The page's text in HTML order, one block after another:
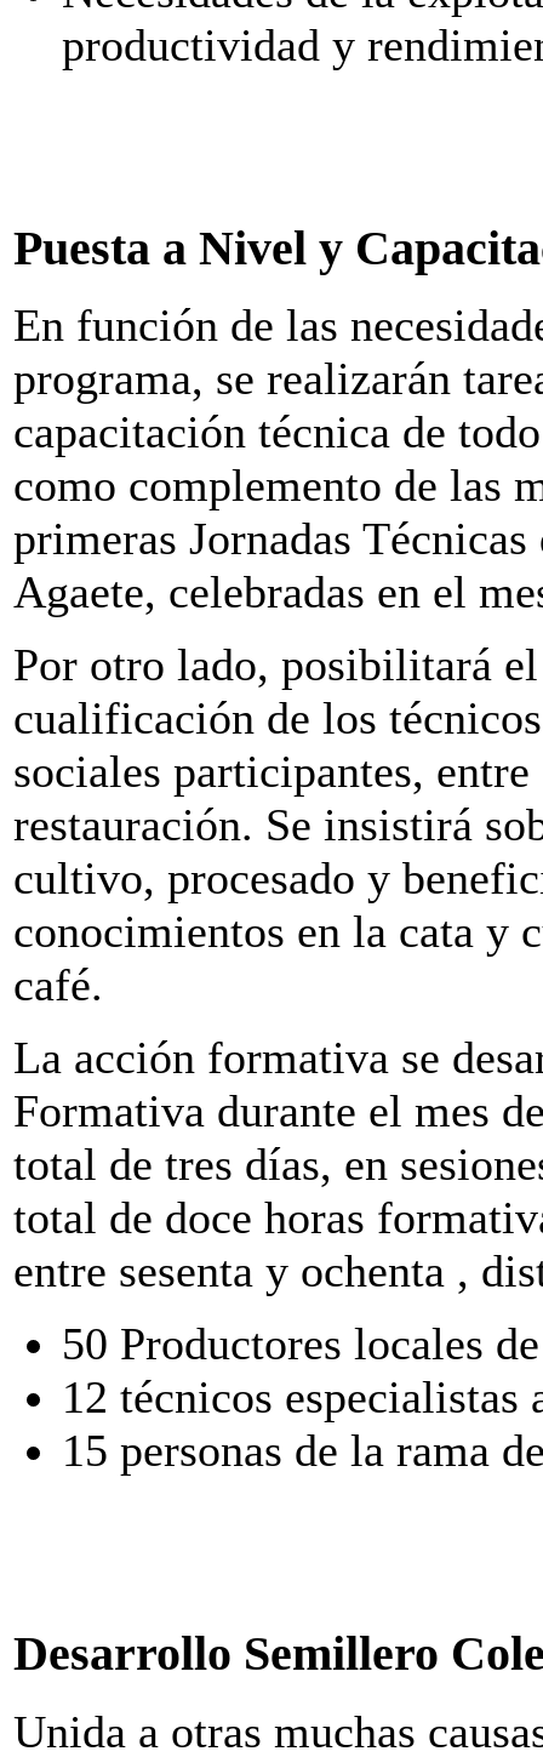
productividad y
Puesta a Nivel y
En función de las
programa, se realizarán
capacitación técnica de
como complemento de las
primeras Jornadas
Agaete, celebradas en el
Por otro lado, posibilitará
cualificación de los
sociales participantes,
restauración. Se insistirá
cultivo, procesado y
conocimientos en la cata y
café.
La acción formativa se
Formativa durante el mes
total de tres días, en
total de doce horas
entre sesenta y ochenta ,
50 Productores locales
12 técnicos especialistas
15 personas de la rama
Desarrollo Semillero
Unida a otras muchas